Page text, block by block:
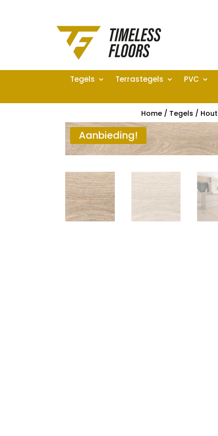
Tegels Terrastegels PVC
Home/ Tegels /
Aanbieding!